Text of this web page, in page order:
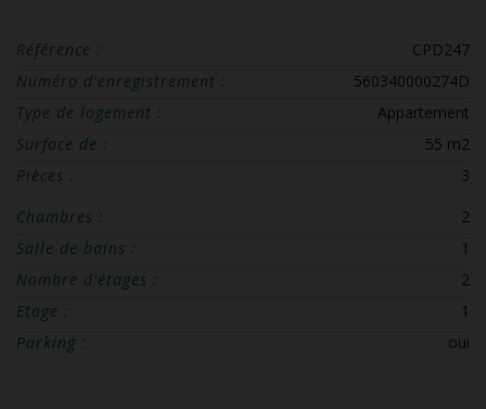
Référence :
CPD247
Numéro d'enregistrement :
560340000274D
Type de logement :
Appartement
Surface de :
55 m2
Pièces :
3
Chambres :
2
Salle de bains :
1
Nombre d'étages :
2
Etage :
1
Parking :
oui